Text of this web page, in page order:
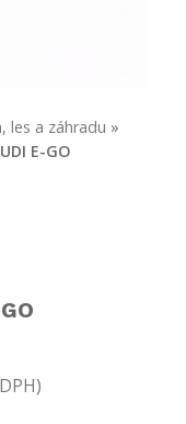
les a záhradu »
E-GO